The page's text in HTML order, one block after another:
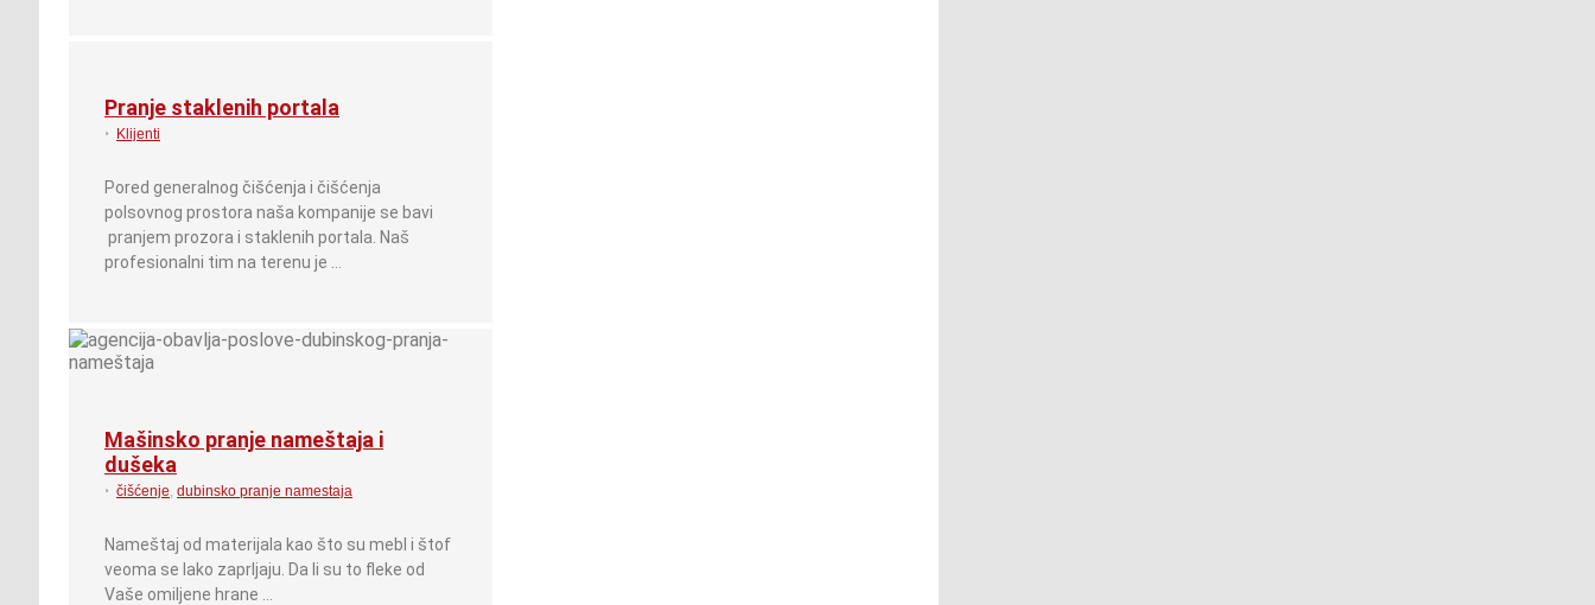
Pranje staklenih portala
• Klijenti
Pored generalnog čišćenja i čišćenja
polsovnog prostora naša kompanije se bavi
pranjem prozora i staklenih portala. Naš
profesionalni tim na terenu je …
Mašinsko pranje nameštaja i
dušeka
• čišćenje dubinsko pranje namestaja
Nameštaj od materijala kao što su mebl i štof
veoma se lako zaprljaju. Da li su to fleke od
Vaše omiljene hrane …